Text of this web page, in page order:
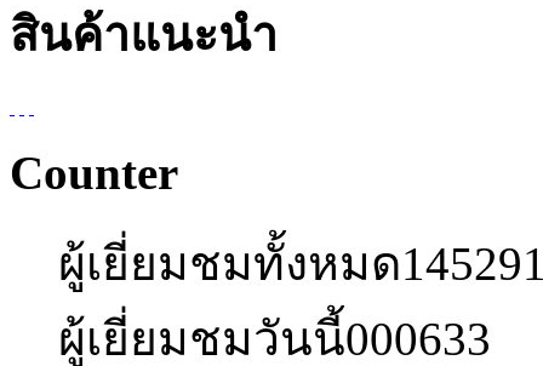
สินค้าแนะนำ
Counter
ผู้เยี่ยมชมทั้งหมด
ผู้เยี่ยมชมวันนี้000633